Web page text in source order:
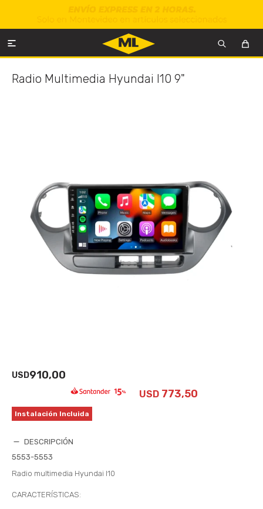

Radio Multimedia Hyundai I10 9"
USD910,00
USD 773,50
Instalación Incluida
DESCRIPCIÓN
5553-5553
Radio multimedia Hyundai I10
CARACTERÍSTICAS: